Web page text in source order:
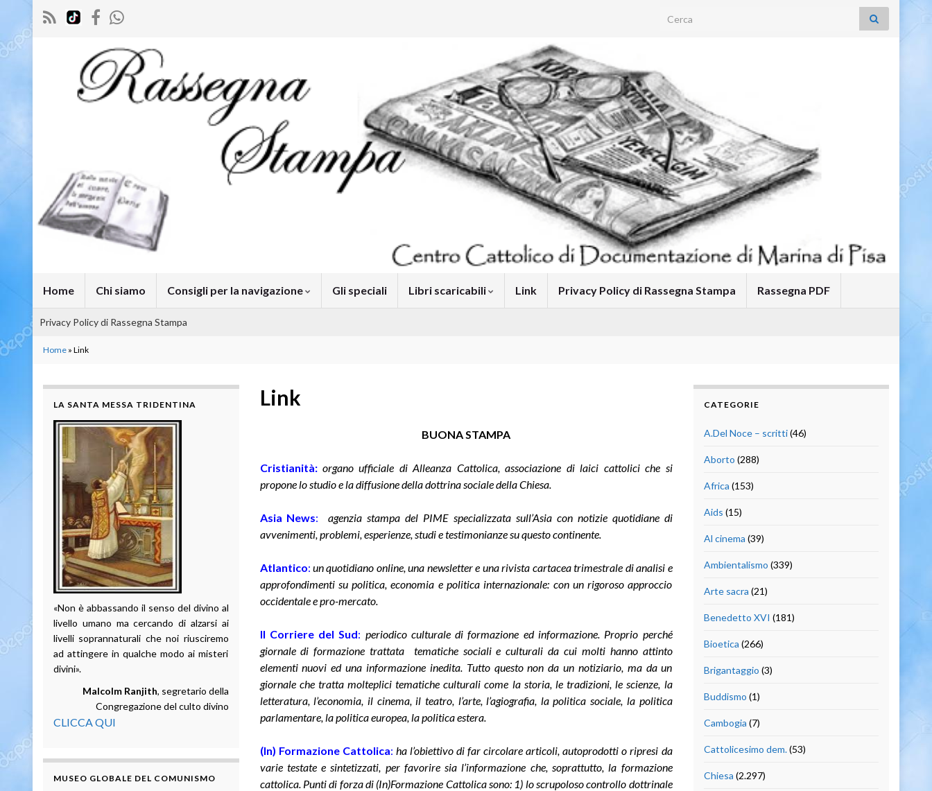
Search for:
Home Chi siamo Consigli per la navigazione Gli speciali Libri scaricabili Link Privacy Policy di Rassegna Stampa Rassegna PDF
Privacy Policy di Rassegna Stampa
Home » Link
Link
BUONA STAMPA
Cristianità: organo ufficiale di Alleanza Cattolica, associazione di laici cattolici che si
propone lo studio e la diffusione della dottrina sociale della Chiesa.
Asia News:
agenzia stampa del PIME specializzata sull’Asia con notizie quotidiane di
avvenimenti, problemi, esperienze, studi e testimonianze su questo continente.
Atlantico: un quotidiano online, una newsletter e una rivista cartacea trimestrale di analisi e
approfondimenti su politica, economia e politica internazionale: con un rigoroso approccio
occidentale e pro-mercato.
Il Corriere del Sud: periodico culturale di formazione ed informazione. Proprio perché
giornale di formazione trattata tematiche sociali e culturali da cui molti hanno attinto
elementi nuovi ed una informazione inedita. Tutto questo non da un notiziario, ma da un
giornale che tratta molteplici tematiche culturali come la storia, le tradizioni, le scienze, la
letteratura, l’economia, il cinema, il teatro, l’arte, l’agiografia, la politica sociale, la politica
parlamentare, la politica europea, la politica estera.
(In) Formazione Cattolica: ha l’obiettivo di far circolare articoli, autoprodotti o ripresi da
varie testate e sintetizzati, per favorire sia l’informazione che, soprattutto, la formazione
cattolica. Punti di forza di (In)Formazione Cattolica sono: 1) lo scrupoloso controllo dottrinale
LA SANTA MESSA TRIDENTINA
«Non è abbassando il senso del divino al
livello umano ma cercando di alzarsi ai
livelli soprannaturali che noi riusciremo
ad attingere in qualche modo ai misteri
divini».
Malcolm Ranjith, segretario della
Congregazione del culto divino
CLICCA QUI
MUSEO GLOBALE DEL COMUNISMO
CATEGORIE
A.Del Noce – scritti(46)
Aborto (288)
Africa (153)
Aids (15)
Al cinema (39)
Ambientalismo (339)
Arte sacra (21)
Benedetto XVI (181)
Bioetica (266)
Brigantaggio (3)
Buddismo (1)
Cambogia (7)
Cattolicesimo dem.(53)
Chiesa (2.297)